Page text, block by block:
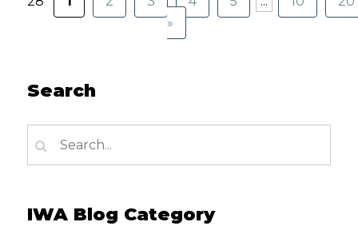
»
Search
IWA Blog Category